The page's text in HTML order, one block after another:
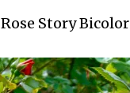
Rose Story Bicolor